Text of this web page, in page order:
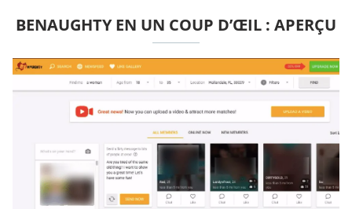
BENAUGHTY EN UN COUP D’ŒIL : APERÇU